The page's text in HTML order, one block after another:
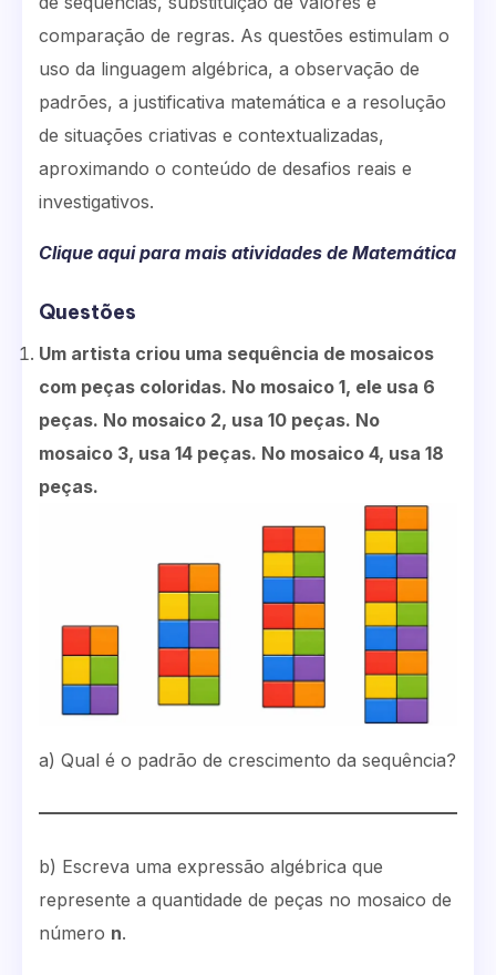
comparação de regras. As questões estimulam o
uso da linguagem algébrica, a observação de
padrões, a justificativa matemática e a resolução
de situações criativas e contextualizadas,
aproximando o conteúdo de desafios reais e
investigativos.
Clique aqui para mais atividades de Matemática
Questões
Um artista criou uma sequência de mosaicos
com peças coloridas. No mosaico 1, ele usa 6
peças. No mosaico 2, usa 10 peças. No
mosaico 3, usa 14 peças. No mosaico 4, usa 18
peças.
a) Qual é o padrão de crescimento da sequência?
b) Escreva uma expressão algébrica que
represente a quantidade de peças no mosaico de
número n.